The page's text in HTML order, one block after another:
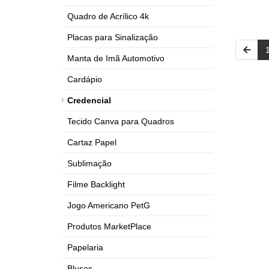
Quadro de Acrílico 4k
Placas para Sinalização
Manta de Imã Automotivo
Cardápio
Credencial
Tecido Canva para Quadros
Cartaz Papel
Sublimação
Filme Backlight
Jogo Americano PetG
Produtos MarketPlace
Papelaria